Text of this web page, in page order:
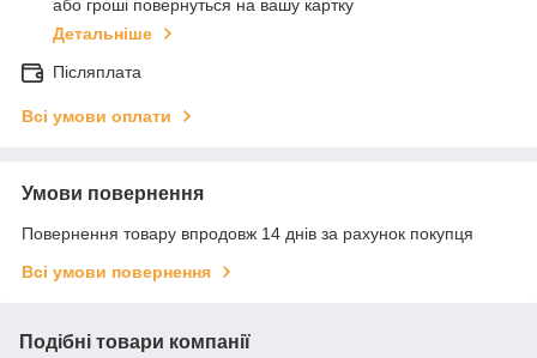
або гроші повернуться на вашу картку
Детальніше
Післяплата
Всі умови оплати
Умови повернення
Повернення товару впродовж 14 днів за рахунок покупця
Всі умови повернення
Подібні товари компанії